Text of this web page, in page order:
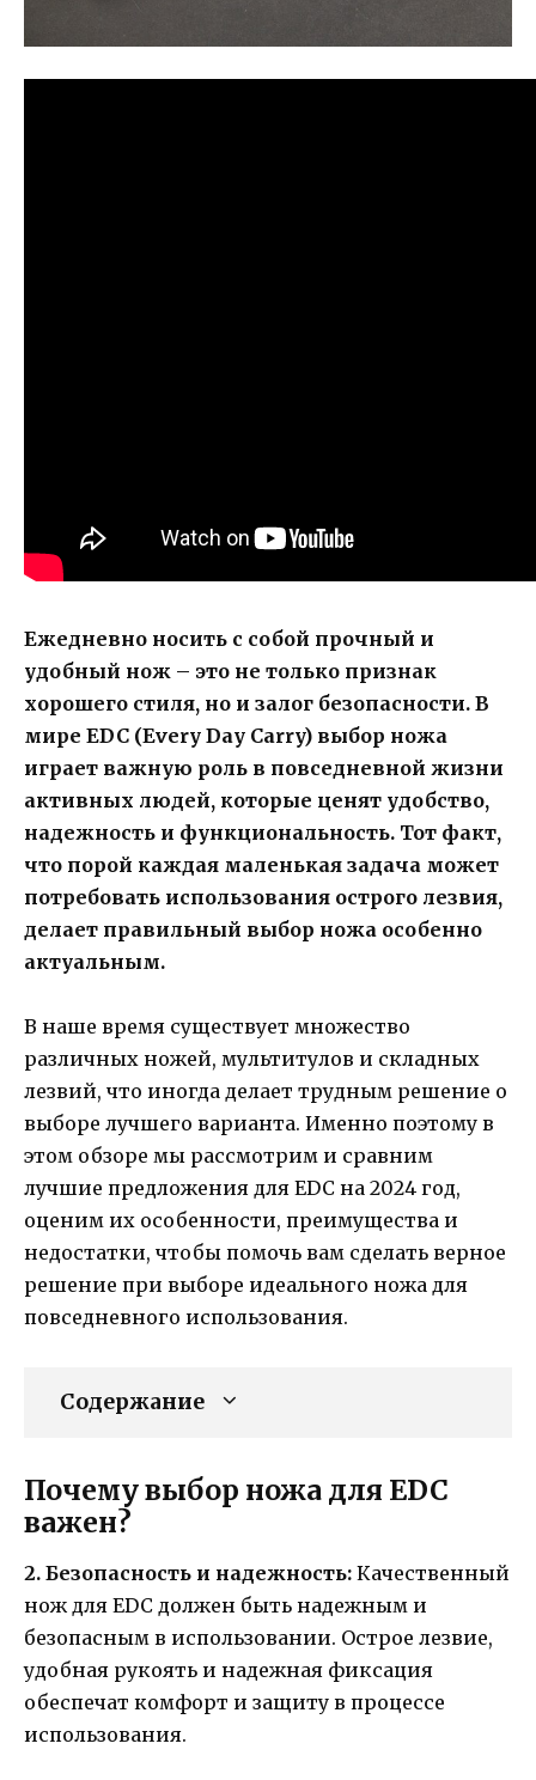
Ежедневно носить с собой прочный и
удобный нож – это не только признак
хорошего стиля, но и залог безопасности. В
мире EDC (Every Day Carry) выбор ножа
играет важную роль в повседневной жизни
активных людей, которые ценят удобство,
надежность и функциональность. Тот факт,
что порой каждая маленькая задача может
потребовать использования острого лезвия,
делает правильный выбор ножа особенно
актуальным.
В наше время существует множество
различных ножей, мультитулов и складных
лезвий, что иногда делает трудным решение о
выборе лучшего варианта. Именно поэтому в
этом обзоре мы рассмотрим и сравним
лучшие предложения для EDC на 2024 год,
оценим их особенности, преимущества и
недостатки, чтобы помочь вам сделать верное
решение при выборе идеального ножа для
повседневного использования.
Содержание
Почему выбор ножа для EDC
важен?
2. Безопасность и надежность: Качественный
нож для EDC должен быть надежным и
безопасным в использовании. Острое лезвие,
удобная рукоять и надежная фиксация
обеспечат комфорт и защиту в процессе
использования.